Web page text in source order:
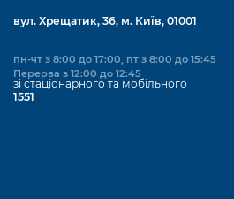
вул. Хрещатик, 36, м. Київ, 01001
пн-чт з 8:00 до 17:00, пт з 8:00 до 15:45
Перерва з 12:00 до 12:45
зі стаціонарного та мобільного
1551